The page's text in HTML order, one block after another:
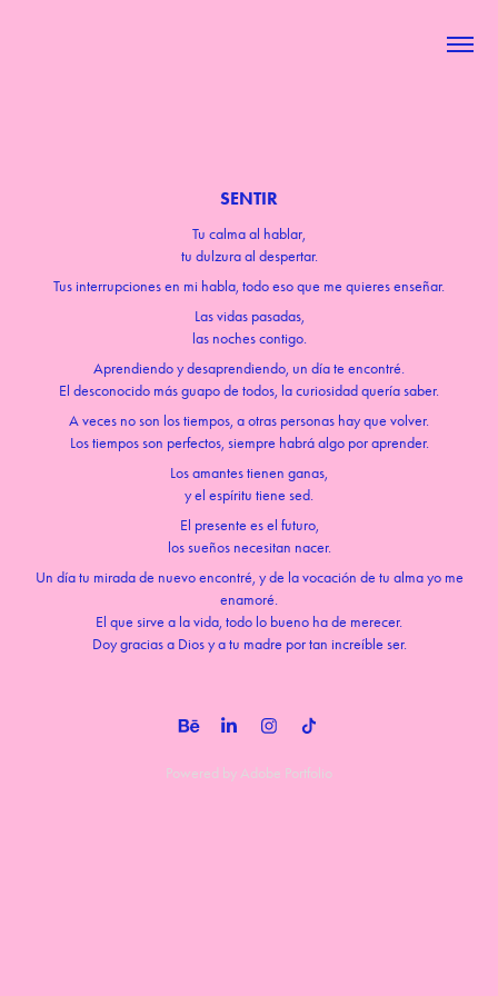
SENTIR
Tu calma al hablar,
tu dulzura al despertar.
Tus interrupciones en mi habla, todo eso que me quieres enseñar.
Las vidas pasadas,
las noches contigo.
Aprendiendo y desaprendiendo, un día te encontré.
El desconocido más guapo de todos, la curiosidad quería saber.
A veces no son los tiempos, a otras personas hay que volver.
Los tiempos son perfectos, siempre habrá algo por aprender.
Los amantes tienen ganas,
y el espíritu tiene sed.
El presente es el futuro,
los sueños necesitan nacer.
Un día tu mirada de nuevo encontré, y de la vocación de tu alma yo me
enamoré.
El que sirve a la vida, todo lo bueno ha de merecer.
Doy gracias a Dios y a tu madre por tan increíble ser.
Powered byAdobe Portfolio